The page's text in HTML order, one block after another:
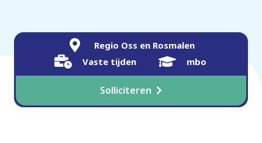
Regio Oss en Rosmalen
Vaste tijden
mbo
Solliciteren